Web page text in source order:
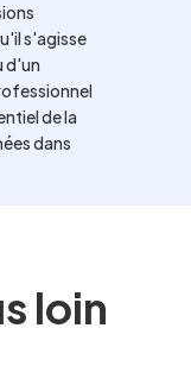
s'agisse
d'un
de la
dans
loin